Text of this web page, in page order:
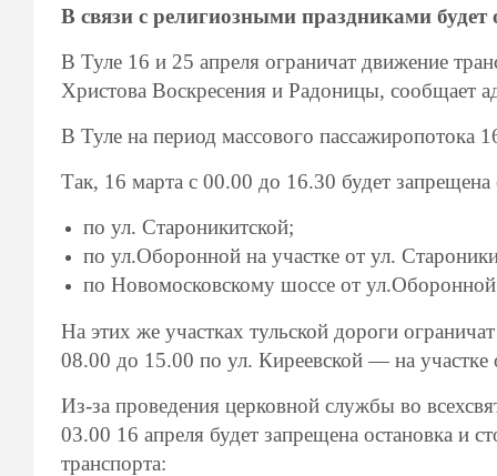
В связи с религиозными праздниками
В Туле 16 и 25 апреля ограничат движение
Христова Воскресения и Радоницы, сообщает
В Туле на период массового пассaжиропотока
Так, 16 марта с 00.00 до 16.30 будет запрещена
по ул. Староникитской;
по ул.Оборонной на участке от ул.
по Новомосковскому шоссе от
На этих же участках тульской дороги
08.00 до 15.00 по ул. Киреевской — на
Из-за проведения церковной службы во
03.00 16 апреля будет запрещена остановка и
транспорта: